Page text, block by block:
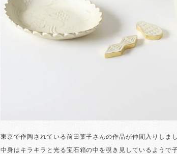
東京で作陶されている前田葉子さんの作品が仲間入りしま
中身はキラキラと光る宝石箱の中を覗き見しているようで